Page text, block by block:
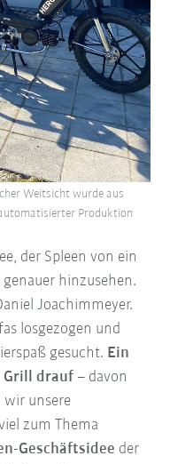
der Spleen von ein
hinzusehen.
Joachimmeyer.
losgezogen und
gesucht. Ein
Grill drauf – davon
wir unsere
zum Thema
Geschäftsidee der
Weitsicht wurde aus
Produktion